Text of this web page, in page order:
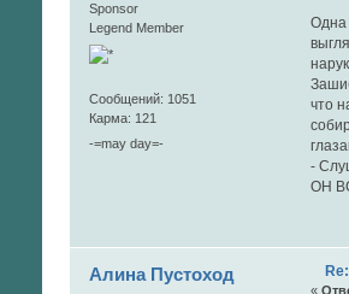
Sponsor
Legend Member
Сообщений: 1051
Карма: 121
-=may day=-
Одна
что
-
ОН
Алина Пустоход
«